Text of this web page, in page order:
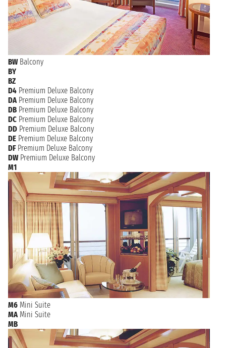
BW Balcony
BY
BZ
D4 Premium Deluxe Balcony
DA Premium Deluxe Balcony
DB Premium Deluxe Balcony
DC Premium Deluxe Balcony
DD Premium Deluxe Balcony
DE Premium Deluxe Balcony
DF Premium Deluxe Balcony
DW Premium Deluxe Balcony
M1
M6 Mini Suite
MA Mini Suite
MB